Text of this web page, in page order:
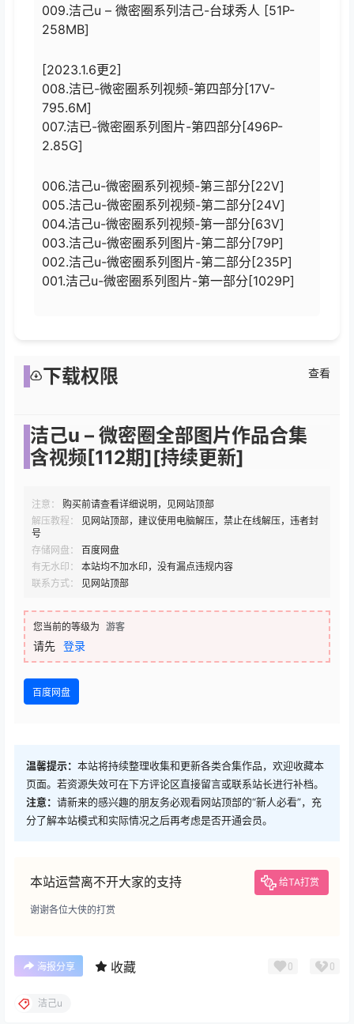
009.洁己u – 微密圈系列洁己-台球秀人 [51P-
258MB]
[2023.1.6更2]
008.洁已-微密圈系列视频-第四部分[17V-
795.6M]
007.洁已-微密圈系列图片-第四部分[496P-
2.85G]
006.洁己u-微密圈系列视频-第三部分[22V]
005.洁己u-微密圈系列视频-第二部分[24V]
004.洁己u-微密圈系列视频-第一部分[63V]
003.洁己u-微密圈系列图片-第二部分[79P]
002.洁己u-微密圈系列图片-第二部分[235P]
001.洁己u-微密圈系列图片-第一部分[1029P]
下载权限 查看
洁己u – 微密圈全部图片作品合集
含视频[112期][持续更新]
注意：
购买前请查看详细说明，见网站顶部
解压教程：
见网站顶部，建议使用电脑解压，禁止在线解压，违者封
号
存储网盘：
百度网盘
有无水印：
本站均不加水印，没有漏点违规内容
联系方式：
见网站顶部
您当前的等级为 游客
请先 登录
百度网盘
温馨提示： 本站将持续整理收集和更新各类合集作品，欢迎收藏本
页面。若资源失效可在下方评论区直接留言或联系站长进行补档。
注意： 请新来的感兴趣的朋友务必观看网站顶部的“新人必看”，充
分了解本站模式和实际情况之后再考虑是否开通会员。
本站运营离不开大家的支持 给TA打赏
谢谢各位大侠的打赏
海报分享 收藏 0 0
洁己u